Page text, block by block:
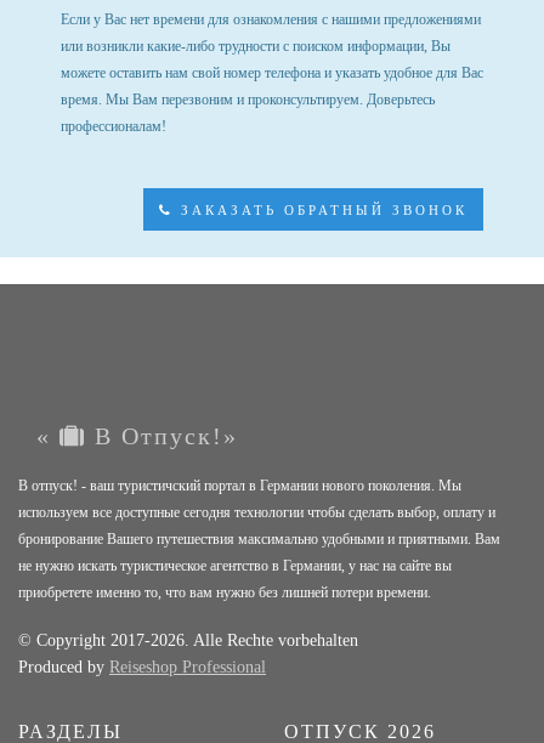
Если у Вас нет времени для ознакомления с нашими предложениями
или возникли какие-либо трудности с поиском информации, Вы
можете оставить нам свой номер телефона и указать удобное для Вас
время. Мы Вам перезвоним и проконсультируем. Доверьтесь
профессионалам!
ЗАКАЗАТЬ ОБРАТНЫЙ ЗВОНОК
« В Отпуск!»
В отпуск! - ваш туристичский портал в Германии нового поколения. Мы
используем все доступные сегодня технологии чтобы сделать выбор, оплату и
бронирование Вашего путешествия максимально удобными и приятными. Вам
не нужно искать туристическое агентство в Германии, у нас на сайте вы
приобретете именно то, что вам нужно без лишней потери времени.
© Copyright 2017-2026. Alle Rechte vorbehalten
Produced by Reiseshop Professional
РАЗДЕЛЫ ОТПУСК 2026